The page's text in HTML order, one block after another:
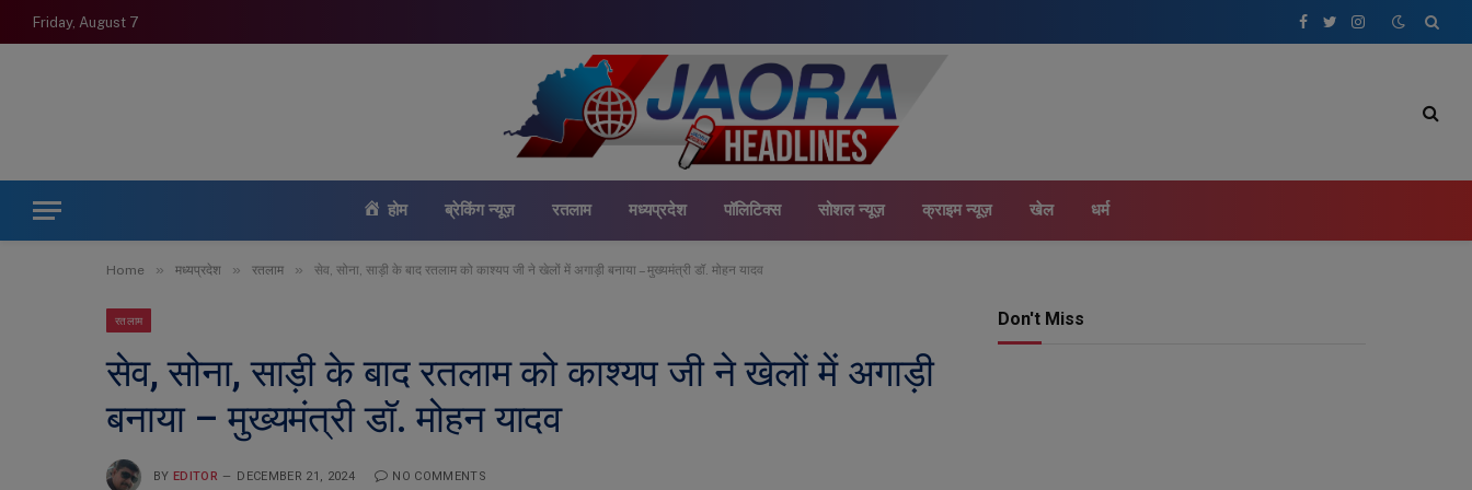
Friday, August 7
Facebook
TwitterInstagram
होम ब्रेकिंग न्यूज़ रतलाम मध्यप्रदेश पॉलिटिक्स सोशल न्यूज़ क्राइम न्यूज़ खेल धर्म
Home » मध्यप्रदेश » रतलाम » सेव, सोना, साड़ी के बाद रतलाम को काश्यप जी ने खेलों में अगाड़ी बनाया – मुख्यमंत्री डॉ. मोहन यादव
रतलाम
सेव, सोना, साड़ी के बाद रतलाम को काश्यप जी ने खेलों में अगाड़ी
बनाया – मुख्यमंत्री डॉ. मोहन यादव
BY EDITOR DECEMBER 21, 2024 NO COMMENTS
Don't Miss